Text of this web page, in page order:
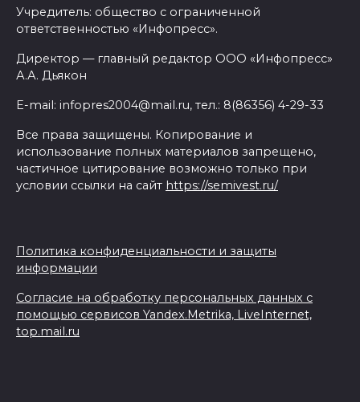
Учредитель: общество с ограниченной
ответственностью «Инфопресс».
Директор — главный редактор ООО «Инфопресс»
А.А. Дьякон
E-mail: infopres2004@mail.ru, тел.: 8(86356) 4-29-33
Все права защищены. Копирование и
использование полных материалов запрещено,
частичное цитирование возможно только при
условии ссылки на сайт https://semivest.ru/
Политика конфиденциальности и защиты
информации
Согласие на обработку персональных данных с
помощью сервисов Yandex.Metrika, LiveInternet,
top.mail.ru